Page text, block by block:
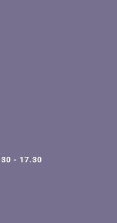
- 17.30